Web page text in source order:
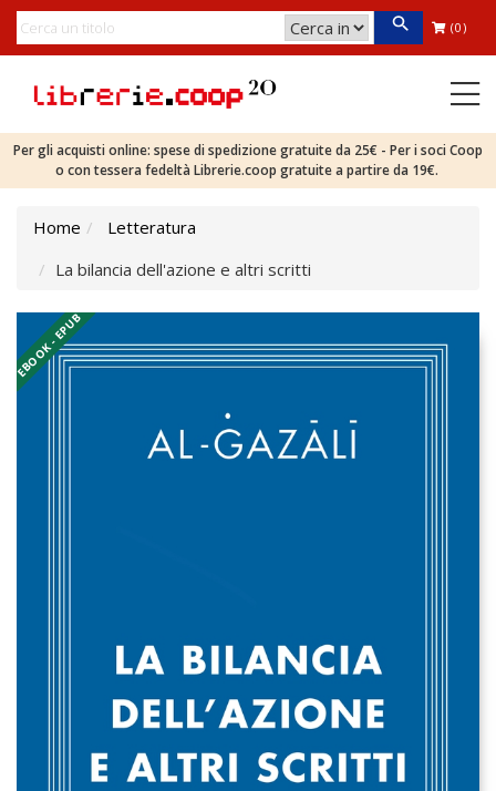
(0)
Per gli acquisti online: spese di spedizione gratuite da 25€ - Per i soci Coop
o con tessera fedeltà Librerie.coop gratuite a partire da 19€.
Home
Letteratura
La bilancia dell'azione e altri scritti
EBOOK - EPUB